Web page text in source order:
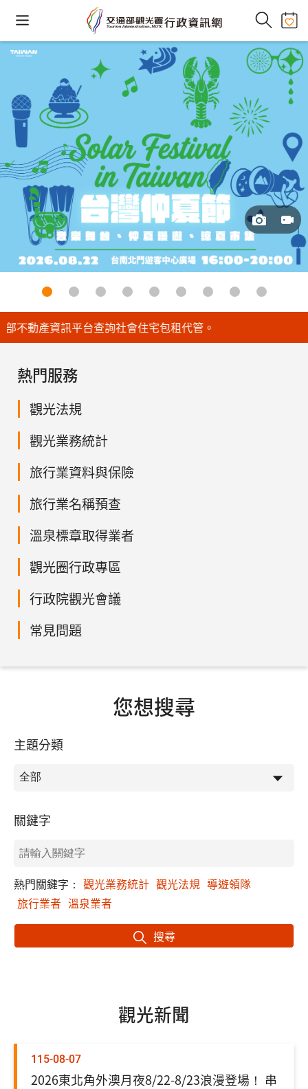
訊平台查詢社會住宅包租代管。
熱門服務
觀光法規
觀光業務統計
旅行業資料與保險
旅行業名稱預查
溫泉標章取得業者
觀光圈行政專區
行政院觀光會議
常見問題
您想搜尋
主題分類
關鍵字
搜尋
熱門關鍵字： 觀光業務統計 觀光法規 導遊領隊
旅行業者 溫泉業者
觀光新聞
115-08-07
2026東北角外澳月夜8/22-8/23浪漫登場！ 串